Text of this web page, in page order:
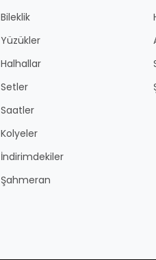
Bileklik
Yüzükler
Halhallar
Setler
Saatler
Kolyeler
İndirimdekiler
Şahmeran